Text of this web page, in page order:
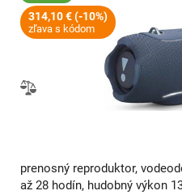
314,10 € (-10%)
zľava s kódom
prenosný reproduktor,
až 28 hodín, hudobný výkon